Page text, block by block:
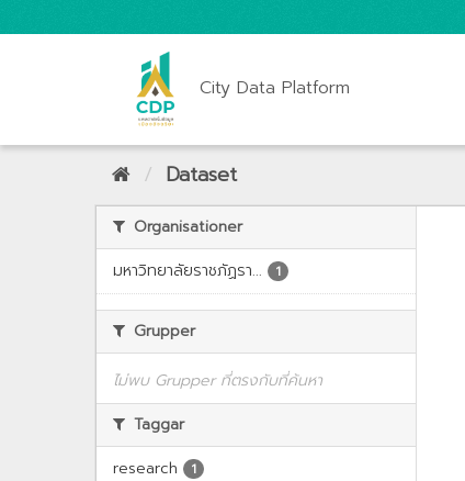
City Data Platform
Dataset
Organisationer
มหาวิทยาลัยราชภัฏรา...
1
Grupper
ไม่พบ Grupper ที่ตรงกับที่ค้นหา
Taggar
research
1